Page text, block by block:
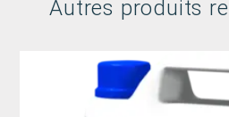
Autres produits